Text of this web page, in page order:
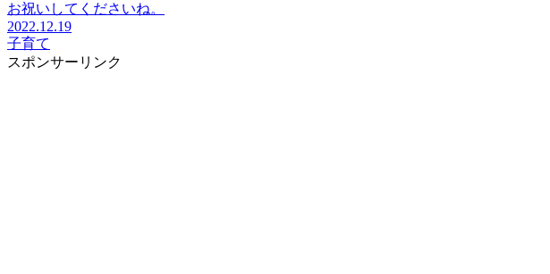
お祝いしてくださいね。
2022.12.19
子育て
スポンサーリンク